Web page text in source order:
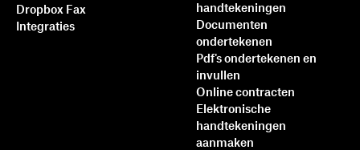
Dropbox Fax
Integraties
handtekeningen
Documenten
ondertekenen
Pdf's ondertekenen en
invullen
Online contracten
Elektronische
handtekeningen
aanmaken